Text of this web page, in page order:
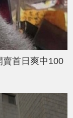
賣首日爽中100